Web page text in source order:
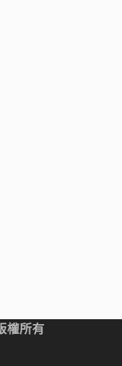
權所有